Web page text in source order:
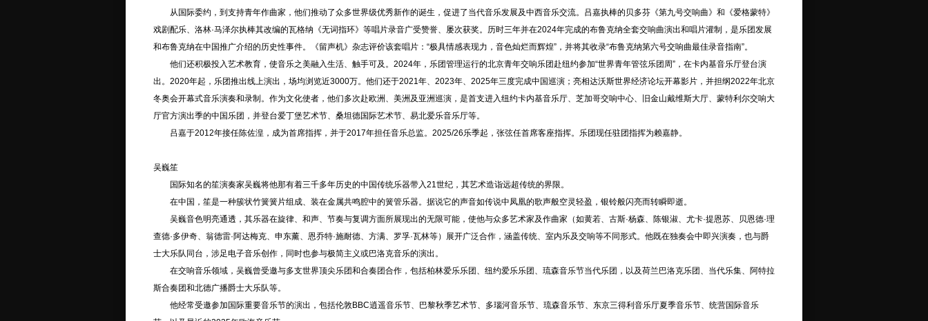
从国际委约，到支持青年作曲家，他们推动了众多世界级优秀新作的诞生，促进了当代音乐发展及中西音乐交流。吕嘉执棒的贝多芬《第九号交响曲》和《爱格蒙特》
戏剧配乐、洛林·马泽尔执棒其改编的瓦格纳《无词指环》等唱片录音广受赞誉、屡次获奖。历时三年并在2024年完成的布鲁克纳全套交响曲演出和唱片灌制，是乐团发展
和布鲁克纳在中国推广介绍的历史性事件。《留声机》杂志评价该套唱片：“极具情感表现力，音色灿烂而辉煌”，并将其收录“布鲁克纳第六号交响曲最佳录音指南”。
他们还积极投入艺术教育，使音乐之美融入生活、触手可及。2024年，乐团管理运行的北京青年交响乐团赴纽约参加“世界青年管弦乐团周”，在卡内基音乐厅登台演
出。2020年起，乐团推出线上演出，场均浏览近3000万。他们还于2021年、2023年、2025年三度完成中国巡演；亮相达沃斯世界经济论坛开幕影片，并担纲2022年北京
冬奥会开幕式音乐演奏和录制。作为文化使者，他们多次赴欧洲、美洲及亚洲巡演，是首支进入纽约卡内基音乐厅、芝加哥交响中心、旧金山戴维斯大厅、蒙特利尔交响大
厅官方演出季的中国乐团，并登台爱丁堡艺术节、桑坦德国际艺术节、易北爱乐音乐厅等。
吕嘉于2012年接任陈佐湟，成为首席指挥，并于2017年担任音乐总监。2025/26乐季起，张弦任首席客座指挥。乐团现任驻团指挥为赖嘉静。
吴巍笙
国际知名的笙演奏家吴巍将他那有着三千多年历史的中国传统乐器带入21世纪，其艺术造诣远超传统的界限。
在中国，笙是一种簇状竹簧簧片组成、装在金属共鸣腔中的簧管乐器。据说它的声音如传说中凤凰的歌声般空灵轻盈，银铃般闪亮而转瞬即逝。
吴巍音色明亮通透，其乐器在旋律、和声、节奏与复调方面所展现出的无限可能，使他与众多艺术家及作曲家（如黄若、古斯·杨森、陈银淑、尤卡·提恩苏、贝恩德·理
查德·多伊奇、翁德雷·阿达梅克、申东薰、恩乔特·施耐德、方满、罗孚·瓦林等）展开广泛合作，涵盖传统、室内乐及交响等不同形式。他既在独奏会中即兴演奏，也与爵
士大乐队同台，涉足电子音乐创作，同时也参与极简主义或巴洛克音乐的演出。
在交响音乐领域，吴巍曾受邀与多支世界顶尖乐团和合奏团合作，包括柏林爱乐乐团、纽约爱乐乐团、琉森音乐节当代乐团，以及荷兰巴洛克乐团、当代乐集、阿特拉
斯合奏团和北德广播爵士大乐队等。
他经常受邀参加国际重要音乐节的演出，包括伦敦BBC逍遥音乐节、巴黎秋季艺术节、多瑙河音乐节、琉森音乐节、东京三得利音乐厅夏季音乐节、统营国际音乐